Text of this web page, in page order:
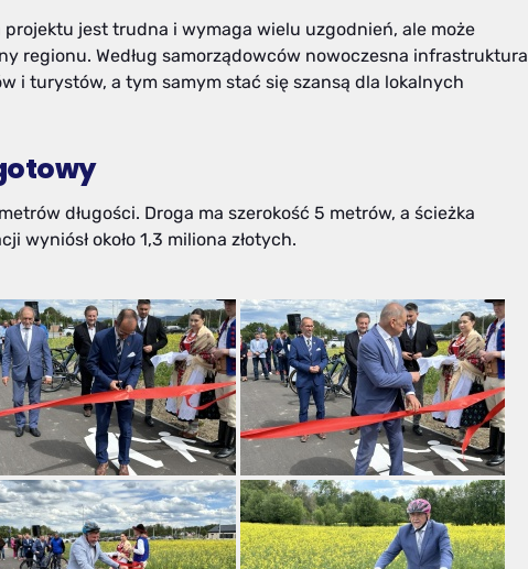
jest trudna i wymaga wielu uzgodnień, ale może
regionu. Według samorządowców nowoczesna infrastruktura
i turystów, a tym samym stać się szansą dla lokalnych
długości. Droga ma szerokość 5 metrów, a ścieżka
wyniósł około 1,3 miliona złotych.